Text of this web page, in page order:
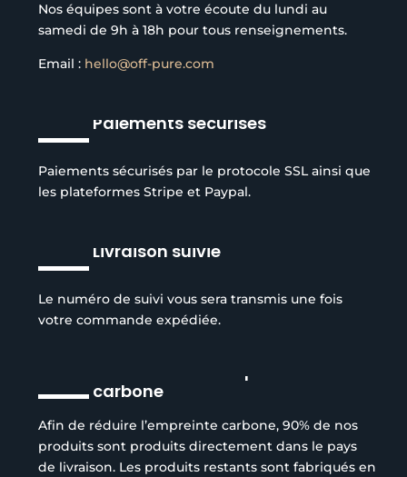
Nos équipes sont à votre écoute du lundi au
samedi de 9h à 18h pour tous renseignements.
Email : hello@off-pure.com
Paiements sécurisés
Paiements sécurisés par le protocole SSL ainsi que
les plateformes Stripe et Paypal.
Livraison suivie
Le numéro de suivi vous sera transmis une fois
votre commande expédiée.
Réduction de l’empreinte
carbone
Afin de réduire l’empreinte carbone, 90% de nos
produits sont produits directement dans le pays
de livraison. Les produits restants sont fabriqués en